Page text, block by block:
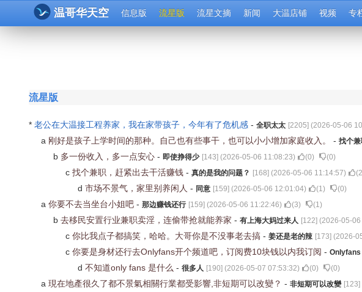
温哥华天空 信息版 流星版 流星文摘 新闻 大温店铺 视频 专
流星版
* 老公在大温接工程养家，我在家带孩子，今年有了危机感 - 全职太太 [2205] (2026-05-06
a 刚好是孩子上学时间的那种。自己也有些事干，也可以小小增加家庭收入。 - 找个
b 多一份收入，多一点安心 - 即使挣得少 [143] (2026-05-06 11:08:23) (0) (0)
c 找个兼职，赶紧出去干活赚钱 - 真的是我的问题？ [168] (2026-05-06 11:14:57) (2
d 市场不景气，家里别养闲人 - 同意 [159] (2026-05-06 12:01:04) (1) (0)
a 你要不去当坐台小姐吧 - 那边赚钱还行 [159] (2026-05-06 11:22:46) (3) (1)
b 去移民安置行业兼职卖淫，连偷带抢就能养家 - 有上海大妈过来人 [122] (2026-05-06
c 你比我点子都搞笑，哈哈。大哥你是不没事老去搞 - 姜还是老的辣 [173] (2026-
c 你要是身材还行去Onlyfans开个频道吧，订阅费10块钱以内我订阅 - Onlyfans
d 不知道only fans 是什么 - 很多人 [190] (2026-05-07 07:53:32) (0) (0)
a 現在地產很久了都不景氣相關行業都受影響,非短期可以改變？ - 非短期可以改變 [123]